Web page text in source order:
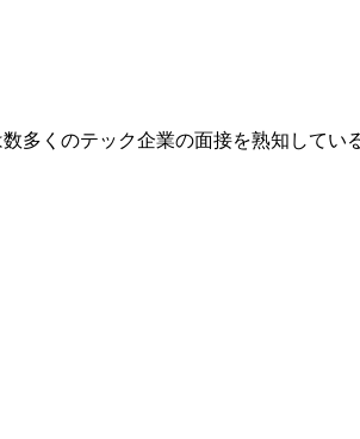
多くのテック企業の面接を熟知して